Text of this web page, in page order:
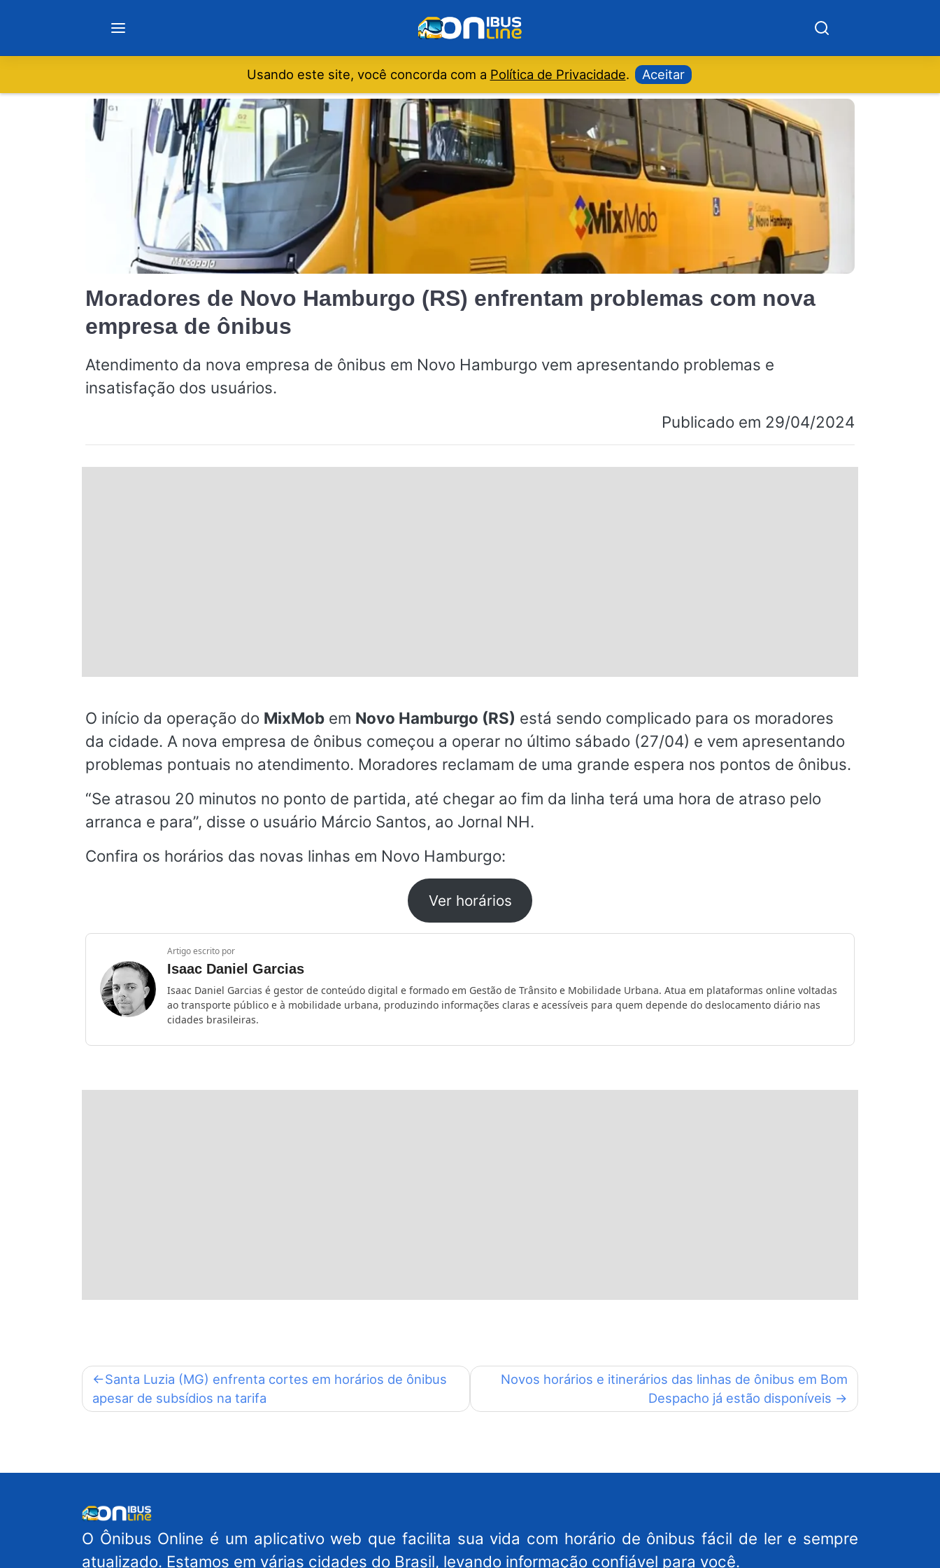
Notícias
Rio de Janeiro
Espírito Santo
Paraná
Usando este site, você concorda com a Política de Privacidade. Aceitar
Moradores de Novo Hamburgo (RS) enfrentam problemas com nova
empresa de ônibus
Atendimento da nova empresa de ônibus em Novo Hamburgo vem apresentando problemas e
insatisfação dos usuários.
Publicado em 29/04/2024
O início da operação do MixMob em Novo Hamburgo (RS) está sendo complicado para os moradores
da cidade. A nova empresa de ônibus começou a operar no último sábado (27/04) e vem apresentando
problemas pontuais no atendimento. Moradores reclamam de uma grande espera nos pontos de ônibus.
“Se atrasou 20 minutos no ponto de partida, até chegar ao fim da linha terá uma hora de atraso pelo
arranca e para”, disse o usuário Márcio Santos, ao Jornal NH.
Confira os horários das novas linhas em Novo Hamburgo:
Ver horários
Artigo escrito por
Isaac Daniel Garcias
Isaac Daniel Garcias é gestor de conteúdo digital e formado em Gestão de Trânsito e Mobilidade Urbana. Atua em plataformas online voltadas
ao transporte público e à mobilidade urbana, produzindo informações claras e acessíveis para quem depende do deslocamento diário nas
cidades brasileiras.
Navegação
de
Santa Luzia (MG) enfrenta cortes em horários de ônibus
apesar de subsídios na tarifa
Novos horários e itinerários das linhas de ônibus em Bom
Despacho já estão disponíveis
O Ônibus Online é um aplicativo web que facilita sua vida com horário de ônibus fácil de ler e sempre
atualizado. Estamos em várias cidades do Brasil, levando informação confiável para você.